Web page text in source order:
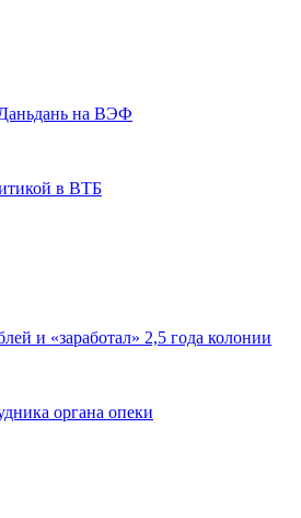
на ВЭФ
в ВТБ
и «заработал» 2,5 года колонии
органа опеки